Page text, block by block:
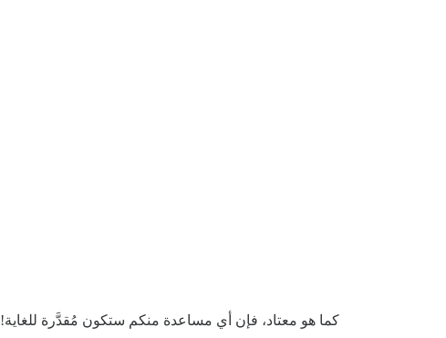
كما هو معتاد، فإن أي مساعدة منكم ستكون مُقدَّرة للغاية!